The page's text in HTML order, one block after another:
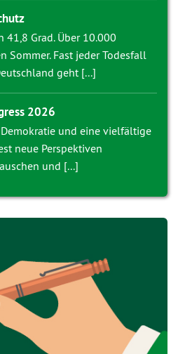
41,8 Grad. Über 10.000
Sommer. Fast jeder Todesfall
geht [...]
2026
und eine vielfältige
neue Perspektiven
und [...]